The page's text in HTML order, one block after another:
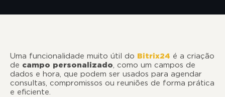
Uma funcionalidade muito útil do Bitrix24 é a criação
de campo personalizado, como um campos de
dados e hora, que podem ser usados para agendar
consultas, compromissos ou reuniões de forma prática
e eficiente.